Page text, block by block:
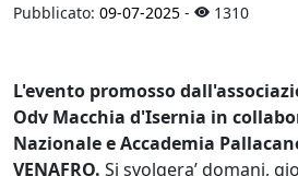
Pubblicato: 09-07-2025 - 1310
L'evento promosso
Odv Macchia d'Isernia in
Nazionale e Accademia
VENAFRO. Si svolgera’ domani,